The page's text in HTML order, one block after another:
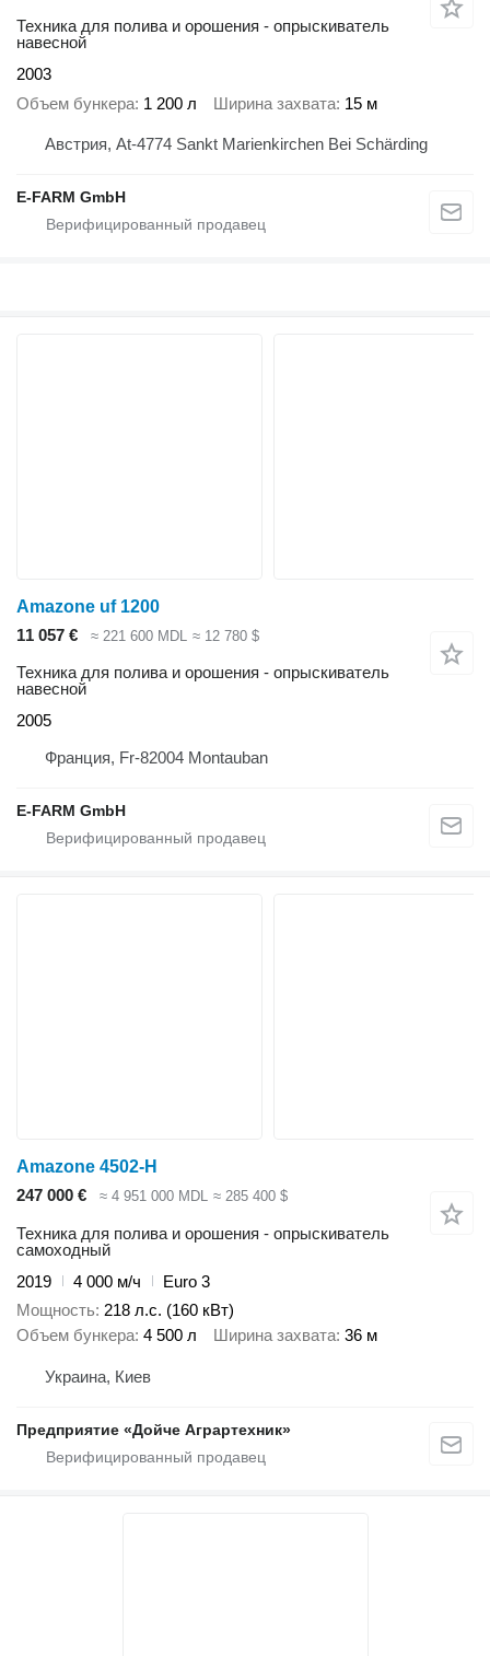
Техника для полива и орошения - опрыскиватель
навесной
2003
Объем бункера 1 200 л Ширина захвата 15 м
Австрия, At-4774 Sankt Marienkirchen Bei Schärding
E-FARM GmbH
Amazone uf 1200
11 057 €
≈ 221 600 MDL ≈ 12 780 $
Техника для полива и орошения - опрыскиватель
навесной
2005
Франция, Fr-82004 Montauban
E-FARM GmbH
Amazone 4502-H
247 000 €
≈ 4 951 000 MDL ≈ 285 400 $
Техника для полива и орошения - опрыскиватель
самоходный
2019
4 000 м/ч
Euro 3
Мощность 218 л.с. (160 кВт)
Объем бункера 4 500 л Ширина захвата 36 м
Украина, Киев
Предприятие «Дойче Аграртехник»